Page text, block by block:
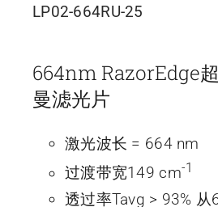
LP02-664RU-25
664nm RazorEdge
曼滤光片
激光波长 = 664 nm
过渡带宽149 cm-1
透过率Tavg > 93%